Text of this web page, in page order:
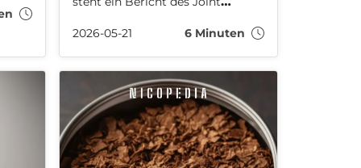
–
Europäischen Kommission, der
langfristigen gesundheitlichen
Auswirkungen dieser Produkte
hervorhebt.
2026-05-21 6 Minuten